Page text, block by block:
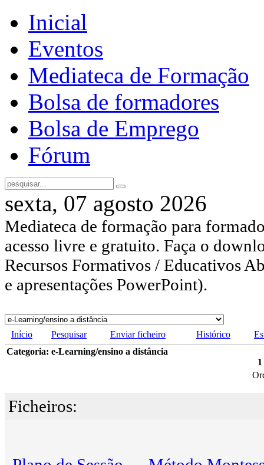
Inicial
Eventos
Mediateca de Formação
Bolsa de formadores
Bolsa de Emprego
Fórum
sexta, 07 agosto 2026
Mediateca de formação para
acesso livre e gratuito. Faça o
Recursos Formativos / Educativos
e apresentações PowerPoint).
Início Pesquisar Enviar ficheiro Histórico
Categoria: e-Learning/ensino a distância
1
Ficheiros: